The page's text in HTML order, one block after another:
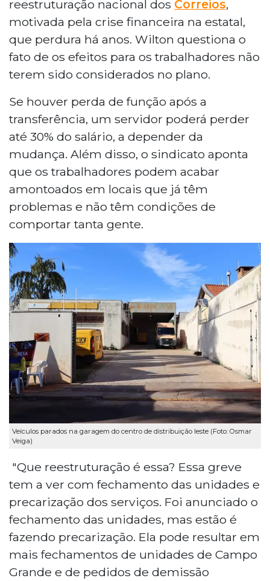
reestruturação nacional dos Correios,
motivada pela crise financeira na estatal,
que perdura há anos. Wilton questiona o
fato de os efeitos para os trabalhadores não
terem sido considerados no plano.
Se houver perda de função após a
transferência, um servidor poderá perder
até 30% do salário, a depender da
mudança. Além disso, o sindicato aponta
que os trabalhadores podem acabar
amontoados em locais que já têm
problemas e não têm condições de
comportar tanta gente.
Veículos parados na garagem do centro de distribuição leste (Foto: Osmar
Veiga)
"Que reestruturação é essa? Essa greve
tem a ver com fechamento das unidades e
precarização dos serviços. Foi anunciado o
fechamento das unidades, mas estão é
fazendo precarização. Ela pode resultar em
mais fechamentos de unidades de Campo
Grande e de pedidos de demissão